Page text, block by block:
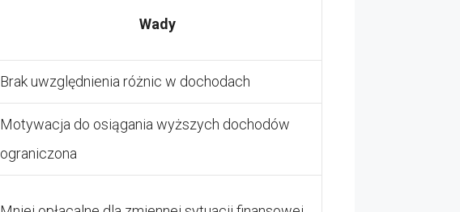
Wady
Brak uwzględnienia różnic w dochodach
Motywacja do osiągania wyższych dochodów
ograniczona